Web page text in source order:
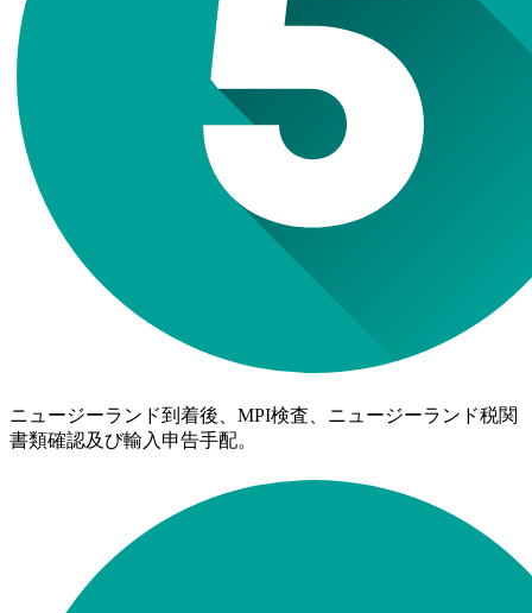
ニュージーランド到着後、MPI検査、ニュージーランド税関
書類確認及び輸入申告手配。